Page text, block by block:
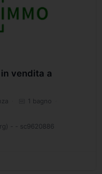
vendita a
1 bagno
- - sc9620886